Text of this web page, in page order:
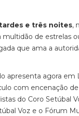
e três noites,
de estrelas
que ama a
apresenta agora em
com encenação
do Coro Setúbal
Voz e o Fórum